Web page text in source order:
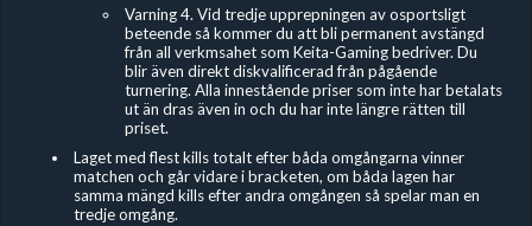
Varning 4. Vid tredje upprepningen av osportsligt
beteende så kommer du att bli permanent avstängd
från all verkmsahet som Keita-Gaming bedriver. Du
blir även direkt diskvalificerad från pågående
turnering. Alla innestående priser som inte har betalats
ut än dras även in och du har inte längre rätten till
priset.
Laget med flest kills totalt efter båda omgångarna vinner
matchen och går vidare i bracketen, om båda lagen har
samma mängd kills efter andra omgången så spelar man en
tredje omgång.